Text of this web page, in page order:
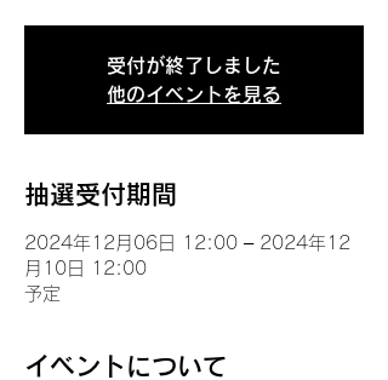
受付が終了しました
他のイベントを見る
抽選受付期間
2024年12月06日 12:00 – 2024年12
月10日 12:00
予定
イベントについて